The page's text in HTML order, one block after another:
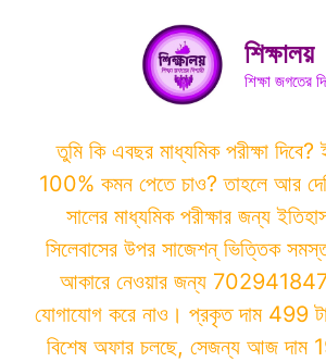
শিক্ষালয়
শিক্ষা জগতের
তুমি কি এবছর মাধ্যমিক পরীক্ষা দিবে?
100% কমন পেতে চাও? তাহলে আর
সালের মাধ্যমিক পরীক্ষার জন্য
সিলেবাসের উপর সাজেশন্ ভিত্তিক
আকারে নেওয়ার জন্য
যোগাযোগ করে নাও। প্রকৃত দাম 499
বিশেষ অফার চলছে, সেজন্য আজ দাম